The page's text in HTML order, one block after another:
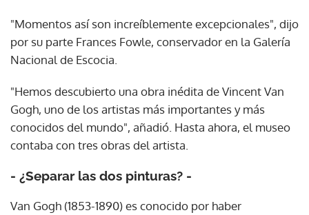
"Momentos así son increíblemente excepcionales", dijo
por su parte Frances Fowle, conservador en la Galería
Nacional de Escocia.
"Hemos descubierto una obra inédita de Vincent Van
Gogh, uno de los artistas más importantes y más
conocidos del mundo", añadió. Hasta ahora, el museo
contaba con tres obras del artista.
- ¿Separar las dos pinturas? -
Van Gogh (1853-1890) es conocido por haber